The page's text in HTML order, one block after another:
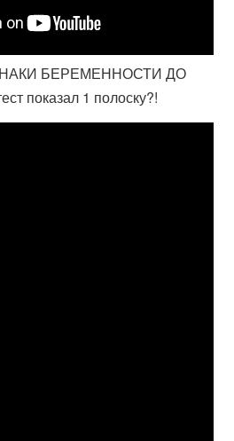
БЕРЕМЕННОСТИ ДО
показал 1 полоску?!